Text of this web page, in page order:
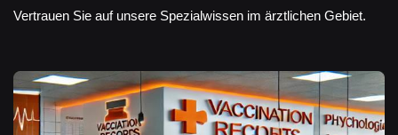
Vertrauen Sie auf unsere Spezialwissen im ärztlichen Gebiet.